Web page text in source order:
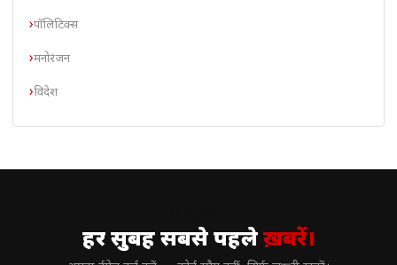
पॉलिटिक्स
मनोरंजन
विदेश
हर सुबह सबसे पहलेख़बरें।